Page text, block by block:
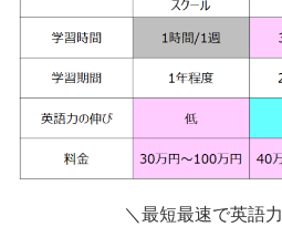
＼最短最速で英語